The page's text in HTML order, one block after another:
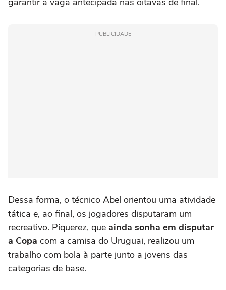
PUBLICIDADE
Dessa forma, o técnico Abel orientou uma atividade
tática e, ao final, os jogadores disputaram um
recreativo. Piquerez, que ainda sonha em disputar
a Copa com a camisa do Uruguai, realizou um
trabalho com bola à parte junto a jovens das
categorias de base.